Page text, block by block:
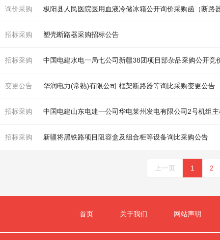
询价采购 枞阳县人民医院医用血液冷储冰箱公开询价采购函（断路
招标采购 塑壳断路器采购招标公告
招标采购 中国电建水电一局七公司新疆38团项目部杂品采购公开竞
变更公告 华润电力(常熟)有限公司 框架断路器等询比采购变更公告
招标采购
招标采购 新疆将黑铁路项目阻容盒及组合柜等设备询比采购公告
上一页 1 2
首页 关于我们 网站声明